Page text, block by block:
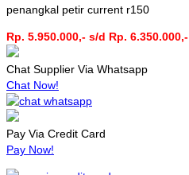
penangkal petir current r150
Rp. 5.950.000,- s/d Rp. 6.350.000,-
Chat Supplier Via Whatsapp
Chat Now!
Pay Via Credit Card
Pay Now!